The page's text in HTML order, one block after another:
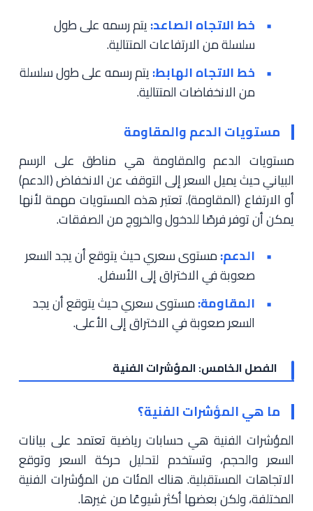
خط الاتجاه الصاعد:يتم رسمه على طول
سلسلة من الارتفاعات المتتالية.
خط الاتجاه الهابط:يتم رسمه على طول سلسلة
من الانخفاضات المتتالية.
مستويات الدعم والمقاومة
مستويات الدعم والمقاومة هي مناطق على الرسم
البياني حيث يميل السعر إلى التوقف عن الانخفاض (الدعم)
أو الارتفاع (المقاومة). تعتبر هذه المستويات مهمة لأنها
يمكن أن توفر فرصًا للدخول والخروج من الصفقات.
الدعم:مستوى سعري حيث يتوقع أن يجد السعر
صعوبة في الاختراق إلى الأسفل.
المقاومة:مستوى سعري حيث يتوقع أن يجد
السعر صعوبة في الاختراق إلى الأعلى.
الفصل الخامس: المؤشرات الفنية
ما هي المؤشرات الفنية؟
المؤشرات الفنية هي حسابات رياضية تعتمد على بيانات
السعر والحجم، وتستخدم لتحليل حركة السعر وتوقع
الاتجاهات المستقبلية. هناك المئات من المؤشرات الفنية
المختلفة، ولكن بعضها أكثر شيوعًا من غيرها.